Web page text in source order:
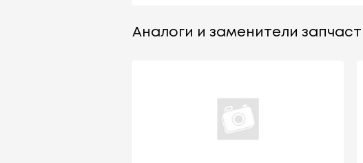
Аналоги и заменители